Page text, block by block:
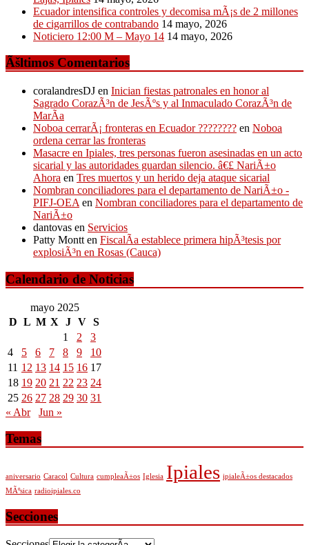
Ecuador intensifica controles y decomisa mÃ¡s de 2 millones
de cigarrillos de contrabando 14 mayo, 2026
Noticiero 12:00 M – Mayo 14 14 mayo, 2026
Ãšltimos Comentarios
coralandresDJ en Inician fiestas patronales en honor al
Sagrado CorazÃ³n de JesÃºs y al Inmaculado CorazÃ³n de
MarÃ­a
Noboa cerrarÃ¡ fronteras en Ecuador ???????? en Noboa
ordena cerrar las fronteras
Masacre en Ipiales, tres personas fueron asesinadas en un acto
sicarial y las autoridades guardan silencio. â€£ NariÃ±o
Ahora en Tres muertos y un herido deja ataque sicarial
Nombran conciliadores para el departamento de NariÃ±o -
PIFJ-OEA en Nombran conciliadores para el departamento de
NariÃ±o
dantovas en Servicios
Patty Montt en FiscalÃ­a establece primera hipÃ³tesis por
explosiÃ³n en Rosas (Cauca)
Calendario de Noticias
mayo 2025
D L M X J V S
1
2
3
4
5 6 7 8 9
10
11 12 13 14 15 16 17
18 19 20 21 22 23 24
25 26 27 28 29 30 31
« Abr
Jun »
Temas
aniversario Caracol Cultura cumpleaÃ±os Iglesia Ipiales ipialeÃ±os destacados
MÃºsica radioipiales.co
Secciones